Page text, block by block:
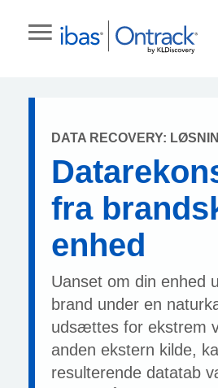
DATA RECOVERY:
fra
enhed
Uanset om din enhed
brand under en
udsættes for ekstrem
anden ekstern kilde,
resulterende datatab